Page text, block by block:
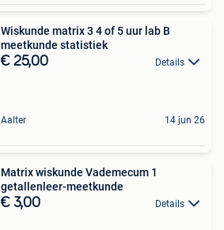
Wiskunde matrix 3 4 of 5 uur lab B
meetkunde statistiek
€ 25,00 Details
Aalter 14 jun 26
Matrix wiskunde Vademecum 1
getallenleer-meetkunde
€ 3,00 Details